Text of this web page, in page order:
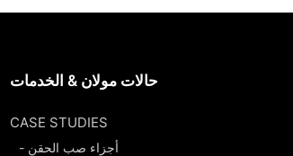
حالات مولان & الخدمات
CASE STUDIES
- أجزاء صب الحقن